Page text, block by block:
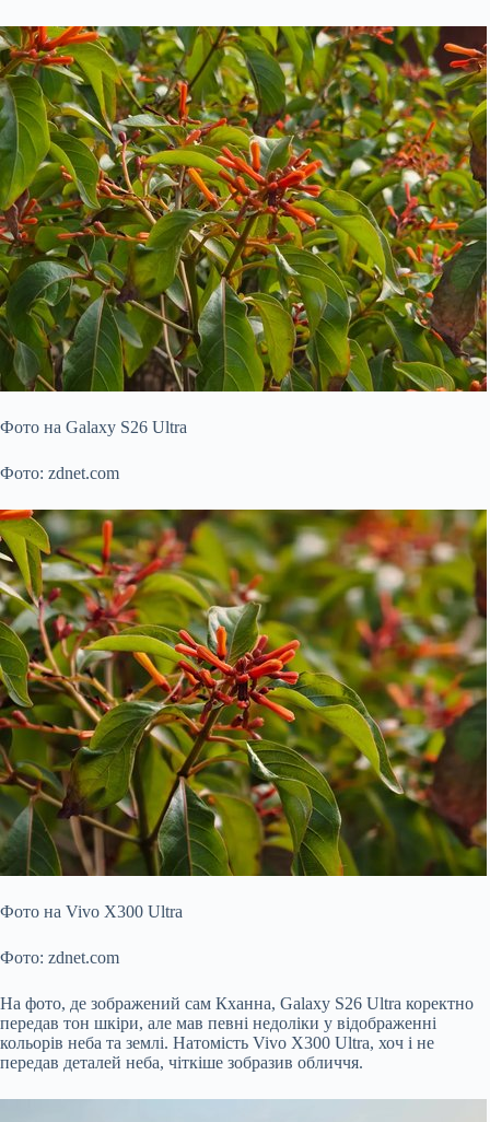
Фото на Galaxy S26 Ultra
Фото: zdnet.com
Фото на Vivo X300 Ultra
Фото: zdnet.com
На фото, де зображений сам Кханна, Galaxy S26 Ultra коректно
передав тон шкіри, але мав певні недоліки у відображенні
кольорів неба та землі. Натомість Vivo X300 Ultra, хоч і не
передав деталей неба, чіткіше зобразив обличчя.